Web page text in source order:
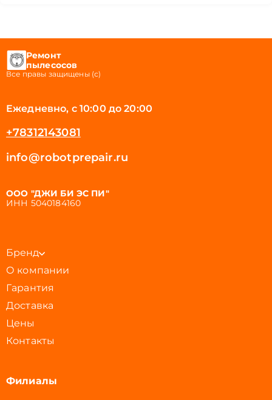
грамотного подхода к восстановлению
работоспособности. Наши мастера в Нижнем
Новгороде ежедневно сталкиваются с широким
спектром дефектов бытовой и профессиональной
Потеря мощности всасывания, связанная с
внутренних трактов.
строя катушки механизма автоматического
из-за перегрева, короткого замыкания или
естественного износа щеток.
режимов «пол/ковер» или клавиш на
рукоятке управления.
Повреждение корпуса, креплений
Неисправность датчиков наполнения
Выход из строя роликов, колес и подвижных
Ремонт
пылесосов
Все правы защищены (с)
Ежедневно, с 10:00 до 20:00
+78312143081
info@robotprepair.ru
ООО "ДЖИ БИ ЭС ПИ"
ИНН 5040184160
Бренд
О компании
Гарантия
Доставка
Цены
Контакты
Филиалы